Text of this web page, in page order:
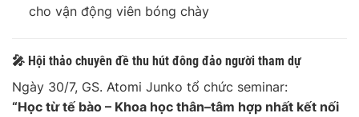
cho vận động viên bóng chày
🎤 Hội thảo chuyên đề thu hút đông đảo người tham dự
Ngày 30/7, GS. Atomi Junko tổ chức seminar:
“Học từ tế bào – Khoa học thân–tâm hợp nhất kết nối